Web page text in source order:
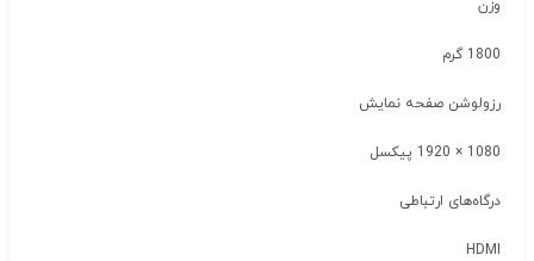
وزن
1800 گرم
رزولوشن صفحه نمایش
1080 × 1920 پیکسل
درگاه‌های ارتباطی
HDMI